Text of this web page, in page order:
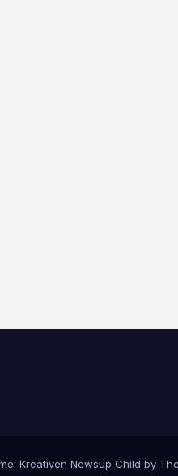
Kreativen Newsup Child by